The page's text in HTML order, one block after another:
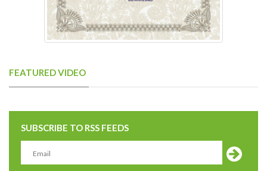
FEATURED VIDEO
SUBSCRIBE TO RSS FEEDS